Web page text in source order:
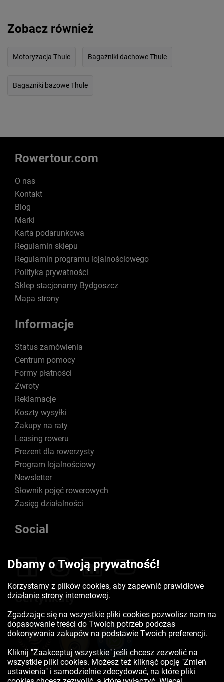
Zobacz również
Motoryzacja Thule Bagażniki dachowe Thule
Bagażniki bazowe Thule
Rowertour.com
O nas
Kontakt
Blog
Marki
Karta podarunkowa
Regulamin sklepu
Regulamin programu lojalnościowego
Polityka prywatności
Sklep stacjonarny Bydgoszcz
Mapa strony
Informacje
Status zamówienia
Centrum pomocy
Formy płatności
Zwroty
Reklamacje
Koszty wysyłki
Zakupy na raty
Leasing roweru
Prezent dla rowerzysty
Program lojalnościowy
Newsletter
Słownik pojęć rowerowych
Zasięg działalności
Social
Certyfikaty
Dbamy o Twoją prywatność!
Korzystamy z plików cookies, aby zapewnić prawidłowe
działanie strony internetowej.
Zgadzając się na wszystkie pliki cookies pozwolisz nam na
dopasowanie treści do Twoich potrzeb podczas
dokonywania zakupów na podstawie Twoich preferencji.
Kliknij "Zaakceptuj wszystkie" jeśli chcesz zezwolić na
wszystkie pliki cookies. Możesz też kliknąć opcję "Zmień
ustawienia" i samodzielnie zdecydować, na które pliki